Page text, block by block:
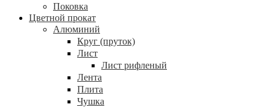
Поковка
Цветной прокат
Алюминий
Круг (пруток)
Лист
Лист рифленый
Лента
Плита
Чушка